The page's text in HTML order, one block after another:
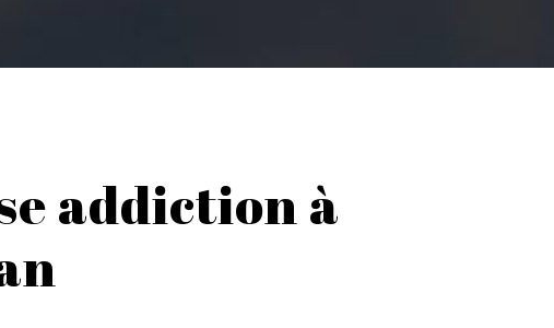
addiction à